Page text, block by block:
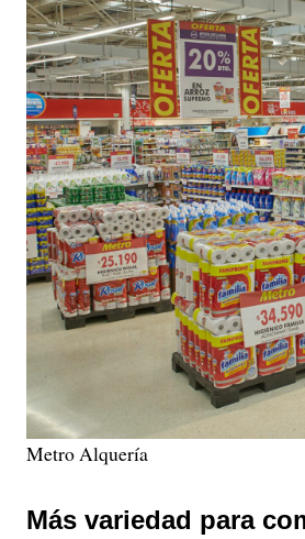
Metro Alquería
Más variedad para